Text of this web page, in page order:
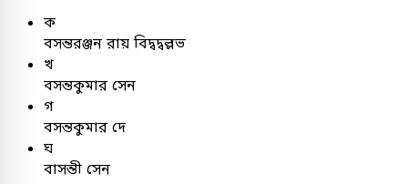
ক
বসন্তরঞ্জন রায় বিদ্বদ্বল্লভ
খ
বসন্তকুমার সেন
গ
বসন্তকুমার দে
ঘ
বাসন্তী সেন